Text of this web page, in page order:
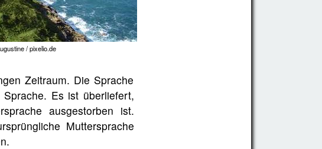
/ pixelio.de
Zeitraum. Die Sprache
Es ist überliefert,
ausgestorben ist.
Muttersprache